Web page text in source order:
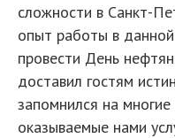
сложности в Санкт-
опыт работы в
провести День
доставил гостям
запомнился на
оказываемые нами